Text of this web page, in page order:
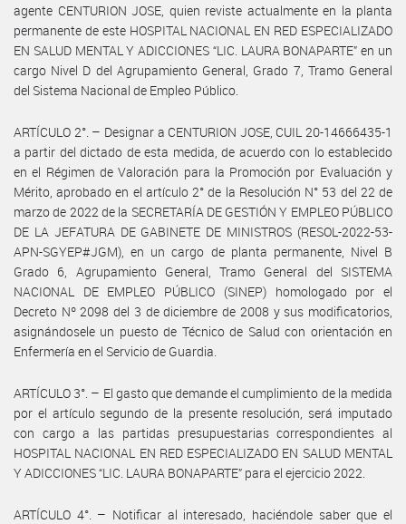
agente CENTURION JOSE, quien reviste actualmente en la planta
permanente de este HOSPITAL NACIONAL EN RED ESPECIALIZADO
EN SALUD MENTAL Y ADICCIONES “LIC. LAURA BONAPARTE” en un
cargo Nivel D del Agrupamiento General, Grado 7, Tramo General
del Sistema Nacional de Empleo Público.
ARTÍCULO 2°. – Designar a CENTURION JOSE, CUIL 20-14666435-1
a partir del dictado de esta medida, de acuerdo con lo establecido
en el Régimen de Valoración para la Promoción por Evaluación y
Mérito, aprobado en el artículo 2° de la Resolución N° 53 del 22 de
marzo de 2022 de la SECRETARÍA DE GESTIÓN Y EMPLEO PÚBLICO
DE LA JEFATURA DE GABINETE DE MINISTROS (RESOL-2022-53-
APN-SGYEP#JGM), en un cargo de planta permanente, Nivel B
Grado 6, Agrupamiento General, Tramo General del SISTEMA
NACIONAL DE EMPLEO PÚBLICO (SINEP) homologado por el
Decreto Nº 2098 del 3 de diciembre de 2008 y sus modificatorios,
asignándosele un puesto de Técnico de Salud con orientación en
Enfermería en el Servicio de Guardia.
ARTÍCULO 3°. – El gasto que demande el cumplimiento de la medida
por el artículo segundo de la presente resolución, será imputado
con cargo a las partidas presupuestarias correspondientes al
HOSPITAL NACIONAL EN RED ESPECIALIZADO EN SALUD MENTAL
Y ADICCIONES “LIC. LAURA BONAPARTE” para el ejercicio 2022.
ARTÍCULO 4°. – Notificar al interesado, haciéndole saber que el